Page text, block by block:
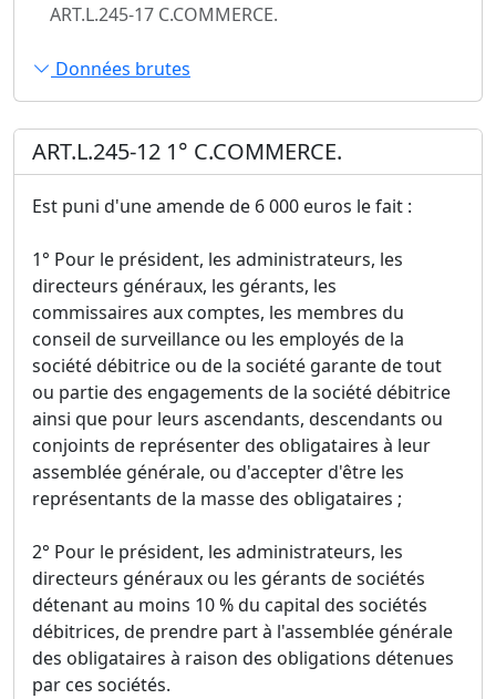
ART.L.245-17 C.COMMERCE.
Données brutes
ART.L.245-12 1° C.COMMERCE.
Est puni d'une amende de 6 000 euros le fait :
1° Pour le président, les administrateurs, les
directeurs généraux, les gérants, les
commissaires aux comptes, les membres du
conseil de surveillance ou les employés de la
société débitrice ou de la société garante de tout
ou partie des engagements de la société débitrice
ainsi que pour leurs ascendants, descendants ou
conjoints de représenter des obligataires à leur
assemblée générale, ou d'accepter d'être les
représentants de la masse des obligataires ;
2° Pour le président, les administrateurs, les
directeurs généraux ou les gérants de sociétés
détenant au moins 10 % du capital des sociétés
débitrices, de prendre part à l'assemblée générale
des obligataires à raison des obligations détenues
par ces sociétés.